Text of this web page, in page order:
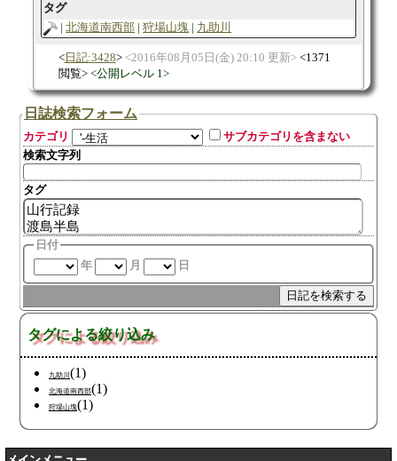
タグ
北海道南西部
狩場山塊 九助川
日記:3428 2016年08月05日(金) 20:10 更新
1371
閲覧
公開レベル 1
日誌検索フォーム
カテゴリ
サブカテゴリを含まない
検索文字列
タグ
日付
年
月 日
タグによる絞り込み
九助川(1)
北海道南西部(1)
狩場山塊(1)